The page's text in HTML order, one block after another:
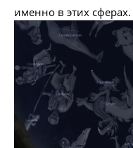
именно в этих сферах.